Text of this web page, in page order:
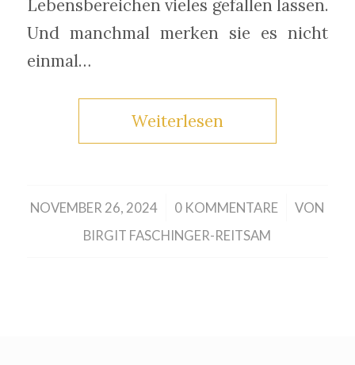
Lebensbereichen vieles gefallen lassen.
Und manchmal merken sie es nicht
einmal…
Weiterlesen
NOVEMBER 26, 2024
/ 0 KOMMENTARE
/
VON
BIRGIT FASCHINGER-REITSAM